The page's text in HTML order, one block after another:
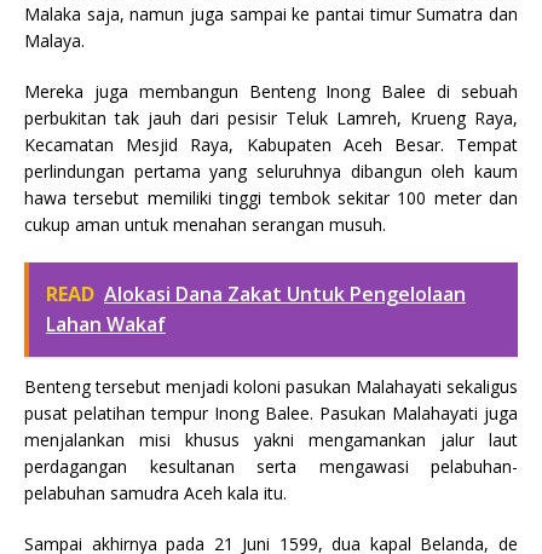
Malaka saja, namun juga sampai ke pantai timur Sumatra dan
Malaya.
Mereka juga membangun Benteng Inong Balee di sebuah
perbukitan tak jauh dari pesisir Teluk Lamreh, Krueng Raya,
Kecamatan Mesjid Raya, Kabupaten Aceh Besar. Tempat
perlindungan pertama yang seluruhnya dibangun oleh kaum
hawa tersebut memiliki tinggi tembok sekitar 100 meter dan
cukup aman untuk menahan serangan musuh.
READ Alokasi Dana Zakat Untuk Pengelolaan
Lahan Wakaf
Benteng tersebut menjadi koloni pasukan Malahayati sekaligus
pusat pelatihan tempur Inong Balee. Pasukan Malahayati juga
menjalankan misi khusus yakni mengamankan jalur laut
perdagangan kesultanan serta mengawasi pelabuhan-
pelabuhan samudra Aceh kala itu.
Sampai akhirnya pada 21 Juni 1599, dua kapal Belanda, de